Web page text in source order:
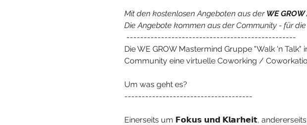
Mit den kostenlosen Angeboten aus der WE
Die Angebote kommen aus der Community - für
-------------------------------------------------
Die WE GROW Mastermind Gruppe "Walk 'n
Community eine virtuelle Coworking /
Um was geht es?
-------------------------------------
Einerseits um 𝗙𝗼𝗸𝘂𝘀 𝘂𝗻𝗱 𝗞𝗹𝗮𝗿𝗵𝗲𝗶𝘁,